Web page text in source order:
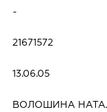
-
21671572
13.06.05
ВОЛОШИНА